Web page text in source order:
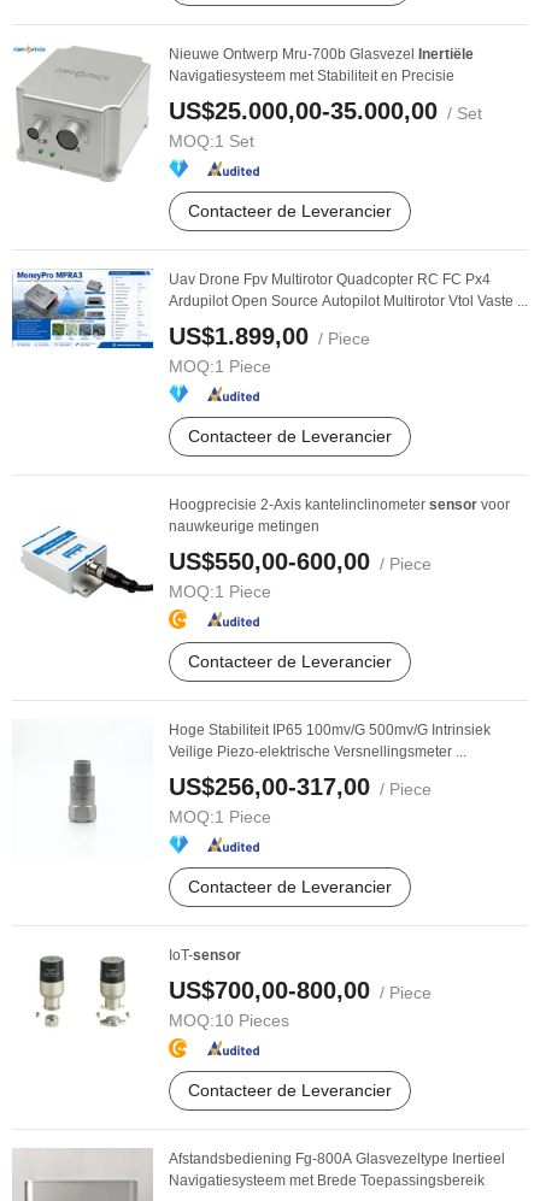
Nieuwe Ontwerp Mru-700b Glasvezel
Inertiële
Navigatiesysteem met Stabiliteit en Precisie
US$25.000,00-35.000,00 / Set
MOQ:1 Set
Contacteer de Leverancier
Uav Drone Fpv Multirotor Quadcopter RC FC Px4
Ardupilot Open Source Autopilot Multirotor Vtol Vaste ...
US$1.899,00 / Piece
MOQ:1 Piece
Contacteer de Leverancier
Hoogprecisie 2-Axis kantelinclinometer sensor voor
nauwkeurige metingen
US$550,00-600,00 / Piece
MOQ:1 Piece
Contacteer de Leverancier
Hoge Stabiliteit IP65 100mv/G 500mv/G Intrinsiek
Veilige Piezo-elektrische Versnellingsmeter ...
US$256,00-317,00 / Piece
MOQ:1 Piece
Contacteer de Leverancier
IoT-sensor
US$700,00-800,00 / Piece
MOQ:10 Pieces
Contacteer de Leverancier
Afstandsbediening Fg-800A Glasvezeltype Inertieel
Navigatiesysteem met Brede Toepassingsbereik